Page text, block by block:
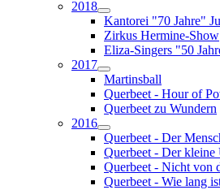
2018
Kantorei "70 Jahre"
Zirkus Hermine-Show
Eliza-Singers "50
2017
Martinsball
Querbeet - Hour of
Querbeet zu Wundern
2016
Querbeet - Der
Querbeet - Der kleine
Querbeet - Nicht von
Querbeet - Wie lang